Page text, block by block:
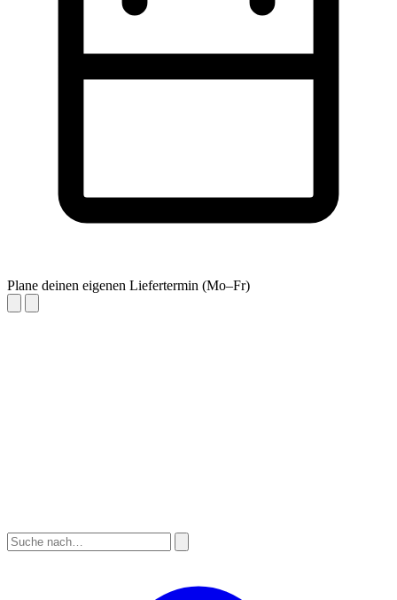
Plane deinen eigenen Liefertermin (Mo–Fr)